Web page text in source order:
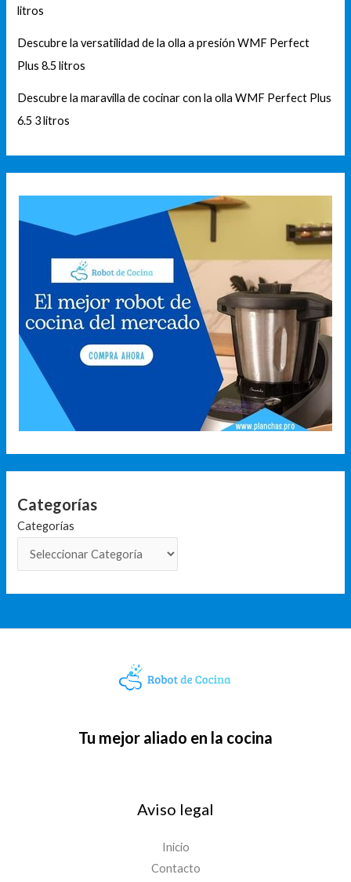
litros
Descubre la versatilidad de la olla a presión WMF Perfect
Plus 8.5 litros
Descubre la maravilla de cocinar con la olla WMF Perfect Plus
6.5 3 litros
Categorías
Categorías
Tu mejor aliado en la cocina
Aviso legal
Inicio
Contacto